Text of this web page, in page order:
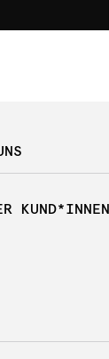
KUND*INNEN